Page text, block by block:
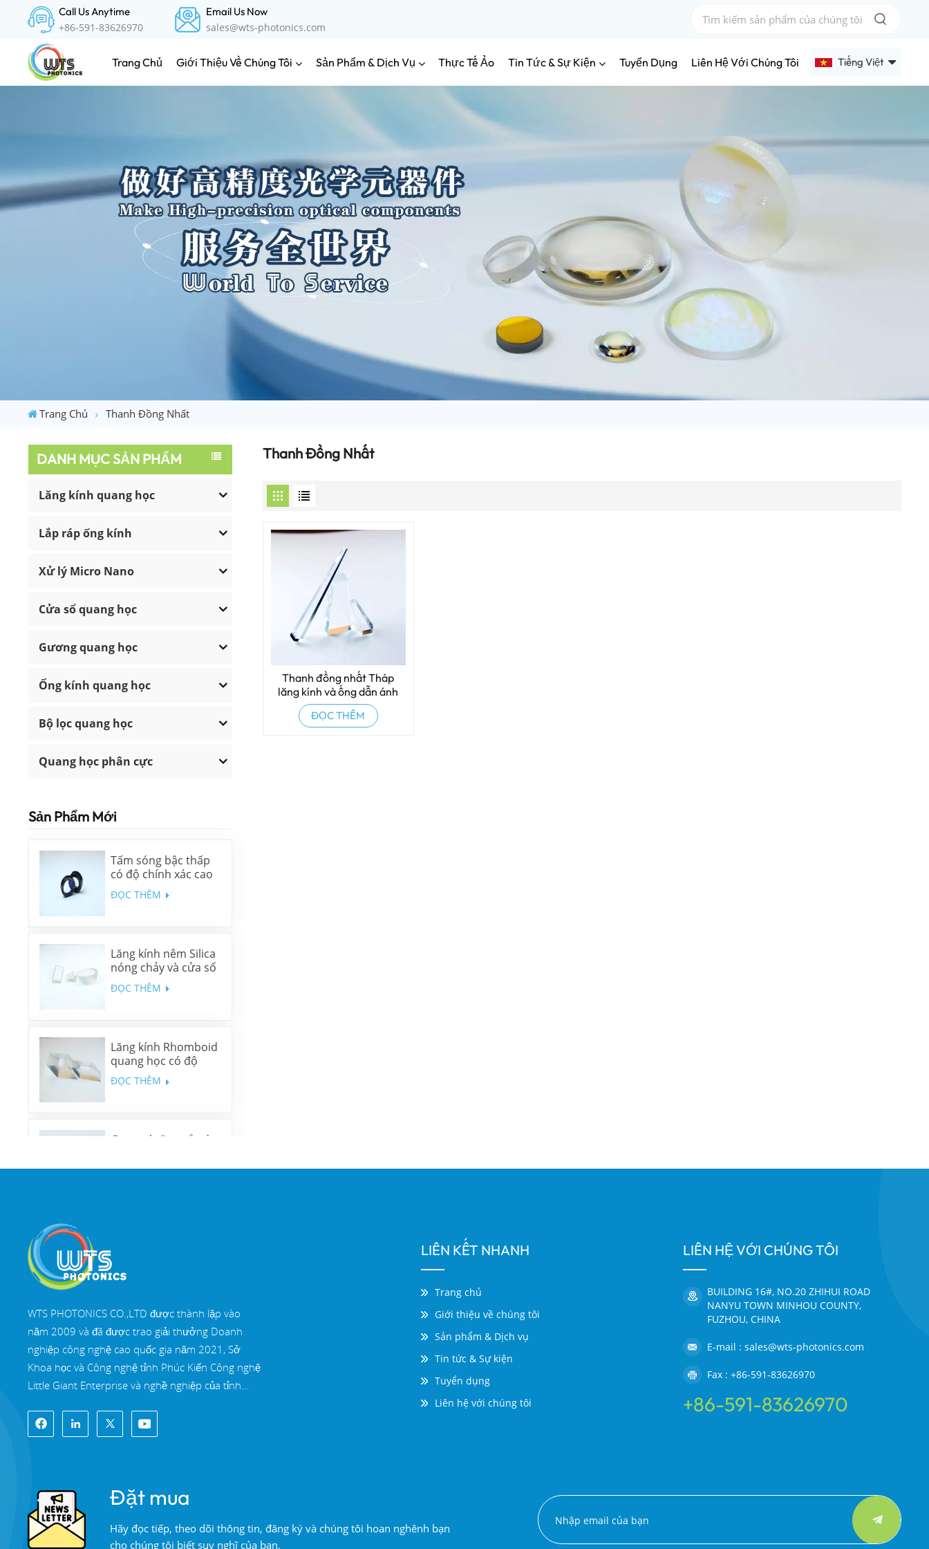
Call Us Anytime
+86-591-83626970
Email Us Now
sales@wts-photonics.com
Trang Chủ Giới Thiệu Về Chúng Tôi Sản Phẩm & Dịch Vụ Thực Tế Ảo Tin Tức & Sự Kiện Tuyển Dụng Liên Hệ Với Chúng Tôi Tiếng Việt
中文
Trang Chủ Thanh Đồng Nhất
DANH MỤC SẢN PHẨM
Lăng kính quang học
Lắp ráp ống kính
Xử lý Micro Nano
Cửa sổ quang học
Gương quang học
Ống kính quang học
Bộ lọc quang học
Quang học phân cực
Sản Phẩm Mới
Tấm sóng bậc thấp
có độ chính xác cao
ĐỌC THÊM
Lăng kính nêm Silica
nóng chảy và cửa sổ
nêm N-BK7
ĐỌC THÊM
Lăng kính Rhomboid
quang học có độ
chính xác cao
ĐỌC THÊM
Gương lưỡng sắc đa
Thanh Đồng Nhất
Thanh đồng nhất Tháp
lăng kính và ống dẫn ánh
sáng và đèn IPL
ĐỌC THÊM
WTS PHOTONICS CO.,LTD được thành lập vào
năm 2009 và đã được trao giải thưởng Doanh
nghiệp công nghệ cao quốc gia năm 2021, Sở
Khoa học và Công nghệ tỉnh Phúc Kiến Công nghệ
Little Giant Enterprise và nghề nghiệp của tỉnh
hóa-đổi mới vào năm 2022. WTS định vị tại Thành
phố ven biển Đông Nam xinh đẹp, Phúc Châu,
chuẩn, một nhóm của đội ngũ kỹ thuật lành nghề
và một hệ thống xử lý quang học hoàn chỉnh, hệ
thống sơn phủ, hệ thống lắp ráp và hệ thống kiểm
LIÊN KẾT NHANH
Trang chủ
Giới thiệu về chúng tôi
Sản phẩm & Dịch vụ
Tin tức & Sự kiện
Tuyển dụng
Liên hệ với chúng tôi
LIÊN HỆ VỚI CHÚNG TÔI
BUILDING 16#, NO.20 ZHIHUI ROAD
NANYU TOWN MINHOU COUNTY,
FUZHOU, CHINA
E-mail : sales@wts-photonics.com
Fax : +86-591-83626970
+86-591-83626970
Đặt mua
Hãy đọc tiếp, theo dõi thông tin, đăng ký và chúng tôi hoan nghênh bạn
cho chúng tôi biết suy nghĩ của bạn.